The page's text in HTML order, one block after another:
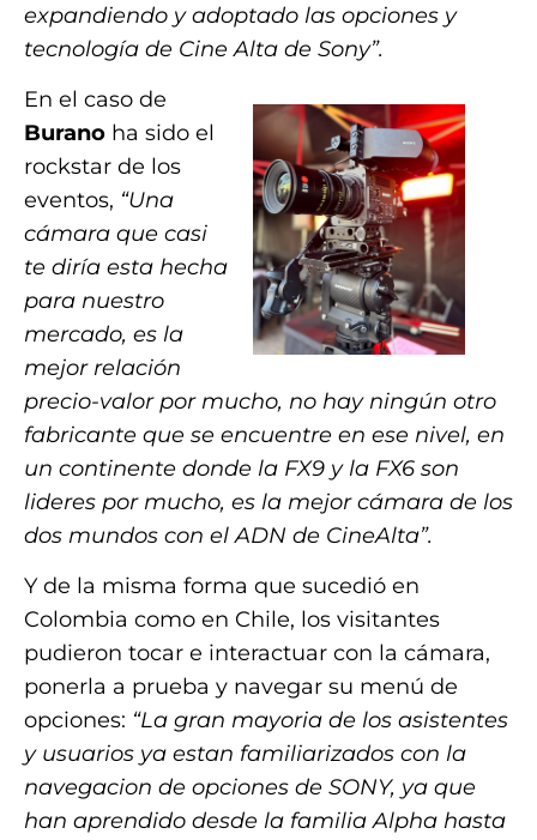
expandiendo y adoptado las opciones y
tecnología de Cine Alta de Sony”.
En el caso de
Burano ha sido el
rockstar de los
eventos, “Una
cámara que casi
te diría esta hecha
para nuestro
mercado, es la
mejor relación
precio-valor por mucho, no hay ningún otro
fabricante que se encuentre en ese nivel, en
un continente donde la FX9 y la FX6 son
lideres por mucho, es la mejor cámara de los
dos mundos con el ADN de CineAlta”.
Y de la misma forma que sucedió en
Colombia como en Chile, los visitantes
pudieron tocar e interactuar con la cámara,
ponerla a prueba y navegar su menú de
opciones: “La gran mayoria de los asistentes
y usuarios ya estan familiarizados con la
navegacion de opciones de SONY, ya que
han aprendido desde la familia Alpha hasta